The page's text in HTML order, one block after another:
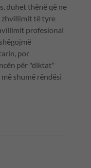
duhet thënë që ne
zhvillimit të tyre
profesional
por
për "diktat"
shumë rëndësi